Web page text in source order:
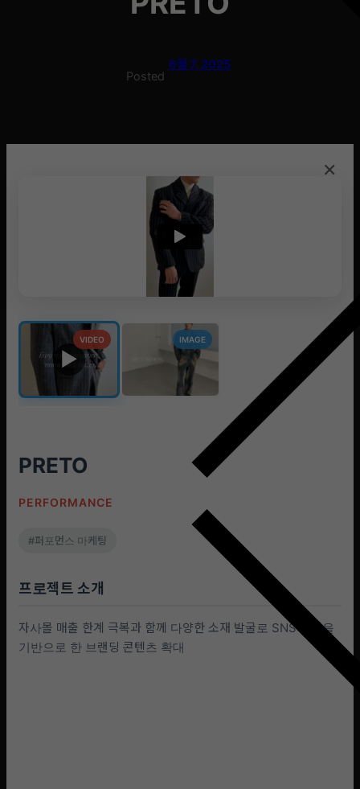
Posted
6월 7, 2025
×
VIDEO IMAGE
PRETO
PERFORMANCE
#퍼포먼스 마케팅
프로젝트 소개
자사몰 매출 한계 극복과 함께 다양한 소재 발굴로 SNS 채널을
기반으로 한 브랜딩 콘텐츠 확대